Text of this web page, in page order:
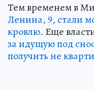
Тем временем в
Ленина, 9, стали
кровлю. Еще
за идущую под
получить не